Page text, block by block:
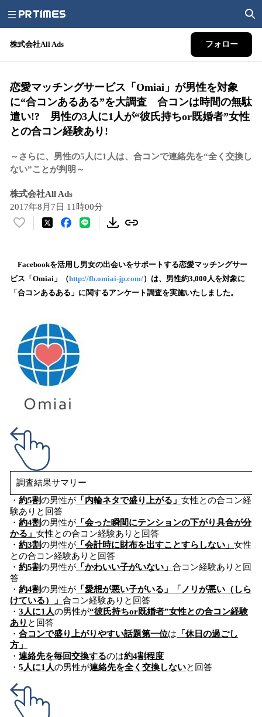
株式会社All Ads フォロー
恋愛マッチングサービス「Omiai」が男性を対象
に“合コンあるある”を大調査 合コンは時間の無駄
遣い!? 男性の3人に1人が“彼氏持ちor既婚者”女性
との合コン経験あり!
～さらに、男性の5人に1人は、合コンで連絡先を“全く交換し
ない”ことが判明～
株式会社All Ads
2017年8月7日 11時00分
い
！
数
を
み
中
で
す
Facebookを活用し男女の出会いをサポートする恋愛マッチングサー
ビス「Omiai」（http://fb.omiai-jp.com/）は、男性約3,000人を対象に
「合コンあるある」に関するアンケート調査を実施いたしました。
調査結果サマリー
・ 約5割の男性が 「内輪ネタで盛り上がる」 女性との合コン経
験ありと回答
・ 約4割の男性が 「会った瞬間にテンションの下がり具合が分
かる」 女性との合コン経験ありと回答
・ 約3割の男性が 「会計時に財布を出すことすらしない」 女性
との合コン経験ありと回答
・ 約5割の男性が 「かわいい子がいない」 合コン経験ありと回
答
・ 約4割の男性が 「愛想が悪い子がいる」「ノリが悪い（しら
けている）」 合コン経験ありと回答
・ 3人に1人の男性が“彼氏持ちor既婚者”女性との合コン経験
あり と回答
・ 合コンで盛り上がりやすい話題第一位は 「休日の過ごし
方」
・ 連絡先を毎回交換するのは約4割程度
・ 5人に1人の男性が連絡先を全く交換しないと回答